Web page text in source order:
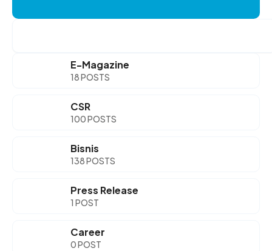
E-Magazine
18 POSTS
CSR
100 POSTS
Bisnis
138 POSTS
Press Release
1 POST
Career
0 POST